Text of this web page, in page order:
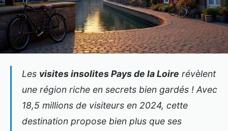
Les visites insolites Pays de la Loire révèlent
une région riche en secrets bien gardés ! Avec
18,5 millions de visiteurs en 2024, cette
destination propose bien plus que ses